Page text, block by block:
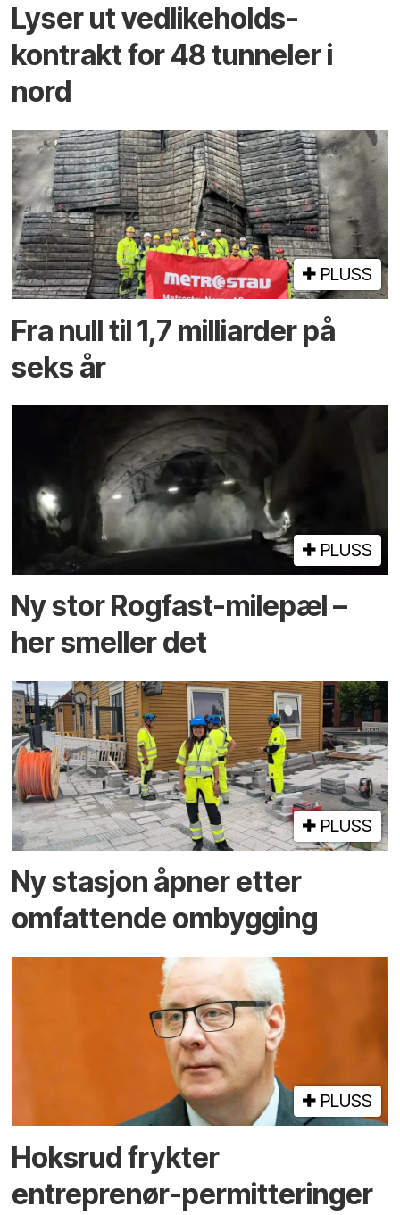
Lyser ut vedlikeholds­
kontrakt for 48 tunneler i
nord
PLUSS
Fra null til 1,7 milliarder på
seks år
PLUSS
Ny stor Rogfast-milepæl –
her smeller det
PLUSS
Ny stasjon åpner etter
omfattende ombygging
PLUSS
Hoksrud frykter
entreprenør-permitteringer